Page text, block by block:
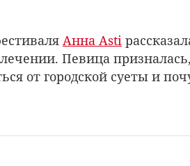
Анна Asti
Певица
от городской суеты и